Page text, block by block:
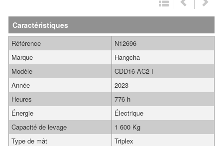
Caractéristiques
Référence
N12696
Marque
Hangcha
Modèle
CDD16-AC2-I
Année
2023
Heures
776 h
Énergie
Électrique
Capacité de levage
1 600 Kg
Type de mât
Triplex